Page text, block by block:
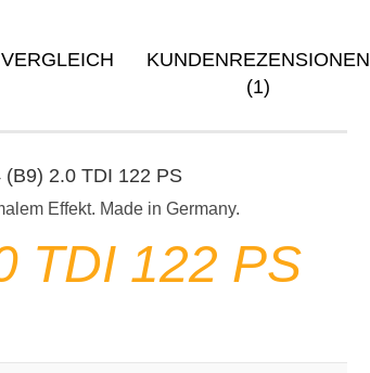
VERGLEICH
KUNDENREZENSIONEN
(1)
2.0 TDI 122 PS
Effekt. Made in Germany.
TDI 122 PS